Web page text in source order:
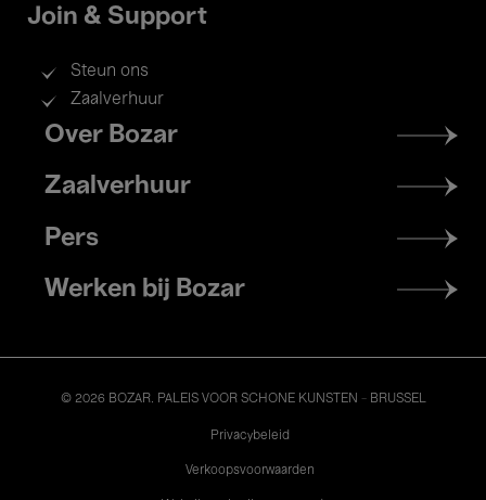
Join & Support
Steun ons
Zaalverhuur
Footer
menu
Over Bozar
Zaalverhuur
Pers
Werken bij Bozar
© 2026 BOZAR. PALEIS VOOR SCHONE KUNSTEN - BRUSSEL
Privacybeleid
Verkoopsvoorwaarden